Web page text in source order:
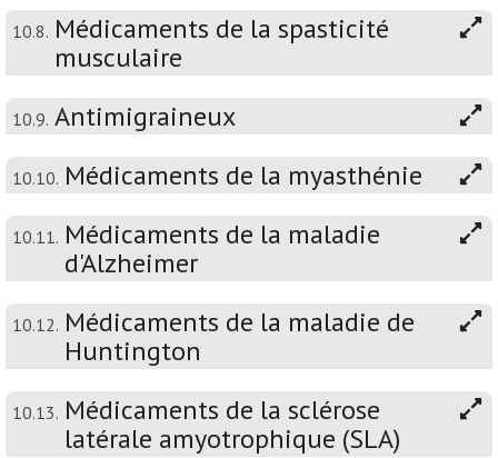
10.8. Médicaments de la spasticité
musculaire
10.9. Antimigraineux
10.10. Médicaments de la myasthénie
10.11. Médicaments de la maladie
d'Alzheimer
10.12. Médicaments de la maladie de
Huntington
10.13. Médicaments de la sclérose
latérale amyotrophique (SLA)